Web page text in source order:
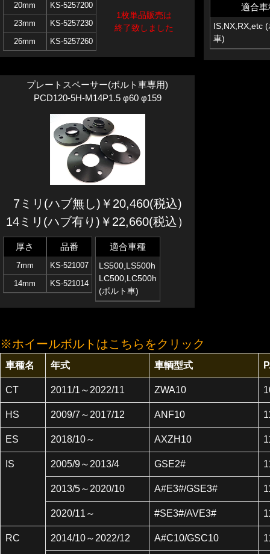
20mm
23mm
26mm
KS-5257200
KS-5257230
KS-5257260
1枚単品販売は
終了致しました
適合車
IS,NX,RX,etc
車)
プレートスペーサー(ボルト車専用)
PCD120-5H-M14P1.5 φ60 φ159
7ミリ(ハブ無し)￥20,460(税込)
14ミリ(ハブ有り)￥22,660(税込）
厚さ
7mm
14mm
品番
KS-521007
KS-521014
適合車種
LS500,LS500h
LC500,LC500h
(ボルト車)
※ホイールボルトはこちらをクリック
車種名 年式 車輌型式
CT 2011/1～2022/11 ZWA10
HS 2009/7～2017/12 ANF10
ES 2018/10～ AXZH10
IS 2005/9～2013/4 GSE2#
2013/5～2020/10 A#E3#/GSE3#
2020/11～ #SE3#/AVE3#
RC 2014/10～2022/12 A#C10/GSC10